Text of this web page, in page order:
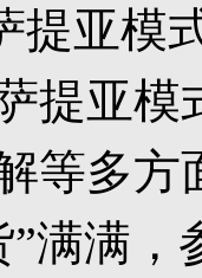
提亚模
提亚
等多方
”满满